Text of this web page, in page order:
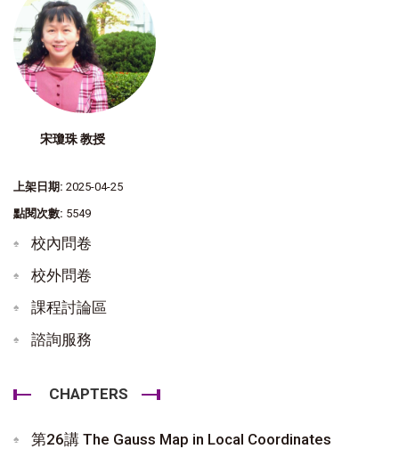
宋瓊珠 教授
上架日期: 2025-04-25
點閱次數: 5549
校內問卷
校外問卷
課程討論區
諮詢服務
CHAPTERS
第26講 The Gauss Map in Local Coordinates